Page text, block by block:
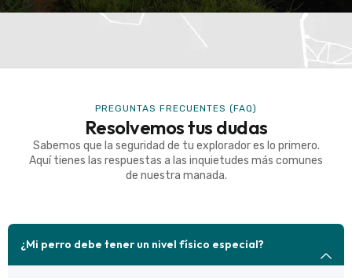
PREGUNTAS FRECUENTES (FAQ)
Resolvemos tus dudas
Sabemos que la seguridad de tu explorador es lo primero.
Aquí tienes las respuestas a las inquietudes más comunes
de nuestra manada.
¿Mi perro debe tener un nivel físico especial?